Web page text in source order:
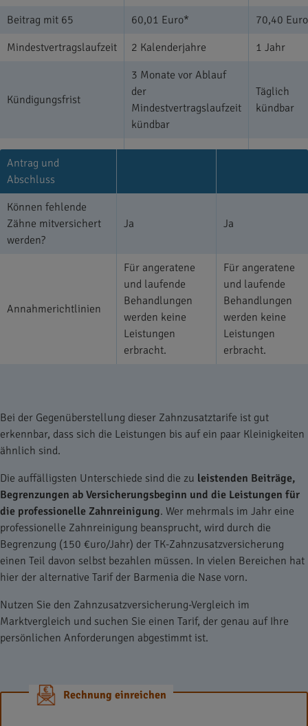
Beitrag mit 65
60,01 Euro*
70,40
Mindestvertragslaufzeit
2 Kalenderjahre 1 Jahr
Kündigungsfrist
3 Monate vor Ablauf
der
Mindestvertragslaufzeit
kündbar
Täglich
kündbar
Antrag und
Abschluss
Können fehlende
Zähne mitversichert
werden?
Ja Ja
Annahmerichtlinien
Für angeratene
und laufende
Behandlungen
werden keine
Leistungen
erbracht.
Für angeratene
und laufende
Behandlungen
werden keine
Leistungen
erbracht.
Bei der Gegenüberstellung dieser Zahnzusatztarife ist gut
erkennbar, dass sich die Leistungen bis auf ein paar Kleinigkeiten
ähnlich sind.
Die auffälligsten Unterschiede sind die zu leistenden Beiträge,
Begrenzungen ab Versicherungsbeginn und die Leistungen für
die professionelle Zahnreinigung. Wer mehrmals im Jahr eine
professionelle Zahnreinigung beansprucht, wird durch die
Begrenzung (150 €uro/Jahr) der TK-Zahnzusatzversicherung
einen Teil davon selbst bezahlen müssen. In vielen Bereichen hat
hier der alternative Tarif der Barmenia die Nase vorn.
Nutzen Sie den Zahnzusatzversicherung-Vergleich im
Marktvergleich und suchen Sie einen Tarif, der genau auf Ihre
persönlichen Anforderungen abgestimmt ist.
Rechnung einreichen